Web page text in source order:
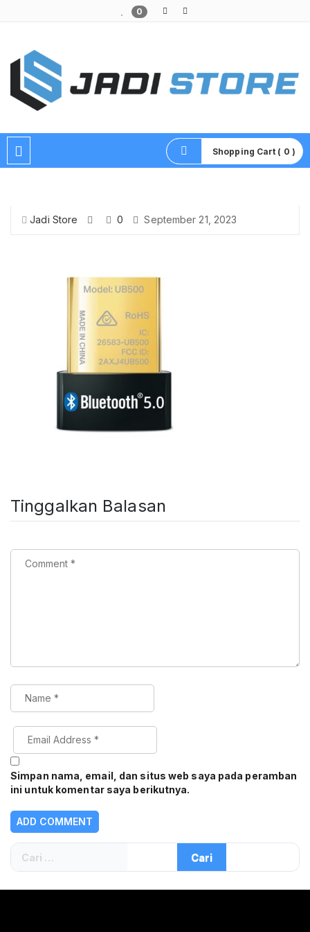
0
Shopping Cart ( 0 )
Jadi Store 0 September 21, 2023
Tinggalkan Balasan
Simpan nama, email, dan situs web saya pada peramban
ini untuk komentar saya berikutnya.
Cari
untuk: